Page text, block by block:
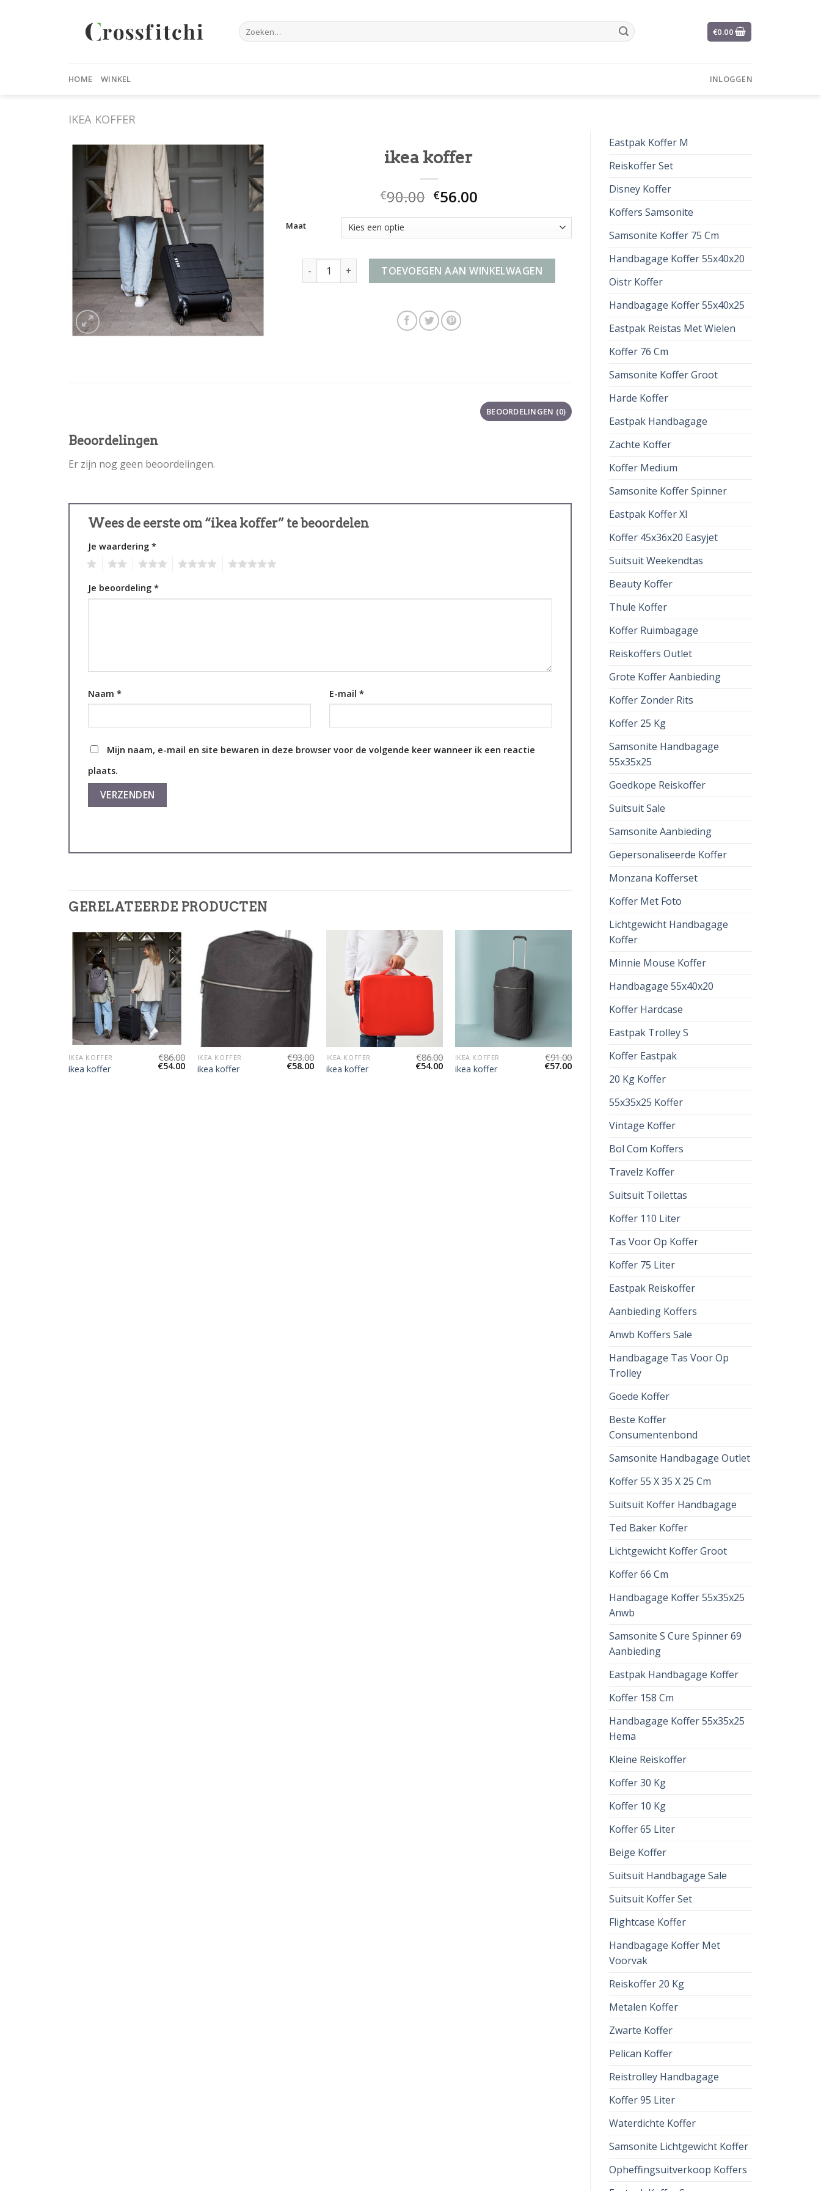
Zoeken
naar:
€0.00
HOME WINKEL INLOGGEN
IKEA KOFFER
Eastpak Koffer M
Reiskoffer Set
Disney Koffer
Koffers Samsonite
Samsonite Koffer 75 Cm
Handbagage Koffer 55x40x20
Oistr Koffer
Handbagage Koffer 55x40x25
Eastpak Reistas Met Wielen
Koffer 76 Cm
Samsonite Koffer Groot
Harde Koffer
Eastpak Handbagage
Zachte Koffer
Koffer Medium
Samsonite Koffer Spinner
Eastpak Koffer Xl
Koffer 45x36x20 Easyjet
Suitsuit Weekendtas
Beauty Koffer
Thule Koffer
Koffer Ruimbagage
Reiskoffers Outlet
Grote Koffer Aanbieding
Koffer Zonder Rits
Koffer 25 Kg
Samsonite Handbagage
55x35x25
Goedkope Reiskoffer
Suitsuit Sale
Samsonite Aanbieding
Gepersonaliseerde Koffer
Monzana Kofferset
Koffer Met Foto
Lichtgewicht Handbagage
Koffer
Minnie Mouse Koffer
Handbagage 55x40x20
Koffer Hardcase
Eastpak Trolley S
Koffer Eastpak
20 Kg Koffer
55x35x25 Koffer
Vintage Koffer
Bol Com Koffers
Travelz Koffer
Suitsuit Toilettas
Koffer 110 Liter
Tas Voor Op Koffer
Koffer 75 Liter
Eastpak Reiskoffer
Aanbieding Koffers
Anwb Koffers Sale
Handbagage Tas Voor Op
Trolley
Goede Koffer
Beste Koffer
Consumentenbond
Samsonite Handbagage Outlet
Koffer 55 X 35 X 25 Cm
Suitsuit Koffer Handbagage
Ted Baker Koffer
Lichtgewicht Koffer Groot
Koffer 66 Cm
Handbagage Koffer 55x35x25
Anwb
Samsonite S Cure Spinner 69
Aanbieding
Eastpak Handbagage Koffer
Koffer 158 Cm
Handbagage Koffer 55x35x25
Hema
Kleine Reiskoffer
Koffer 30 Kg
Koffer 10 Kg
Koffer 65 Liter
Beige Koffer
Suitsuit Handbagage Sale
Suitsuit Koffer Set
Flightcase Koffer
Handbagage Koffer Met
Voorvak
Reiskoffer 20 Kg
Metalen Koffer
Zwarte Koffer
Pelican Koffer
Reistrolley Handbagage
Koffer 95 Liter
Waterdichte Koffer
Samsonite Lichtgewicht Koffer
Opheffingsuitverkoop Koffers
ikea koffer
€90.00 €56.00
Maat
ikea koffer aantal TOEVOEGEN AAN WINKELWAGEN
BEOORDELINGEN (0)
Beoordelingen
Er zijn nog geen beoordelingen.
Wees de eerste om “ikea koffer” te beoordelen
Je waardering *
Je beoordeling *
Naam * E-mail *
Mijn naam, e-mail en site bewaren in deze browser voor de volgende keer wanneer ik een reactie
plaats.
GERELATEERDE PRODUCTEN
IKEA KOFFER
ikea koffer
€86.00
€54.00
IKEA KOFFER
ikea koffer
€93.00
€58.00
IKEA KOFFER
ikea koffer
€86.00
€54.00
IKEA KOFFER
ikea koffer
€91.00
€57.00